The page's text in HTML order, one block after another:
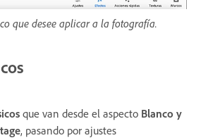
que desee aplicar a la fotografía.
que van desde el aspecto Blanco y
, pasando por ajustes